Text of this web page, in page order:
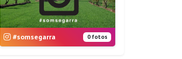
#somsegarra 0 fotos